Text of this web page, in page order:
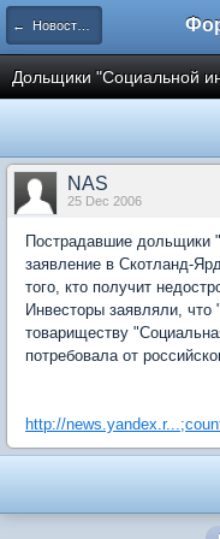
← Новости рынка недвижимости
Дольщики "Социальной
NAS
25 Dec 2006
Пострадавшие дольщики
заявление в Скотланд-
того, кто получит
Инвесторы заявляли,
товариществу
потребовала от
http://